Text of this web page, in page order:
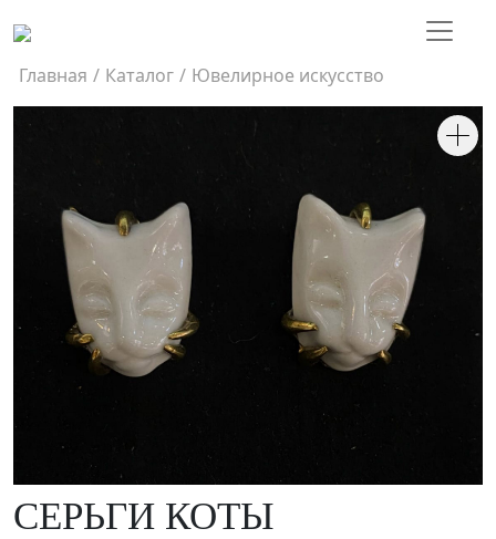
Главная / Каталог / Ювелирное искусство
СЕРЬГИ КОТЫ